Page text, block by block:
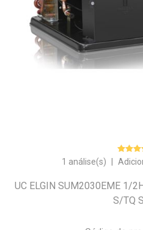
1 análise(s)
UC ELGIN SUM2030EME 1/
S/TQ